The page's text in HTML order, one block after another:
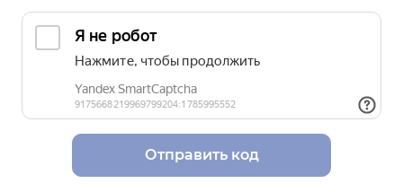
Отправить код